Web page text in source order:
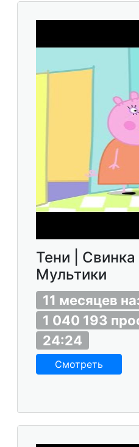
Тени | Свинка
Мультики
11 месяцев
1 040 193
24:24
Смотреть